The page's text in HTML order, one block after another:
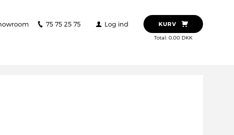
75 75 25 75 Log ind KURV
Total: 0,00 DKK